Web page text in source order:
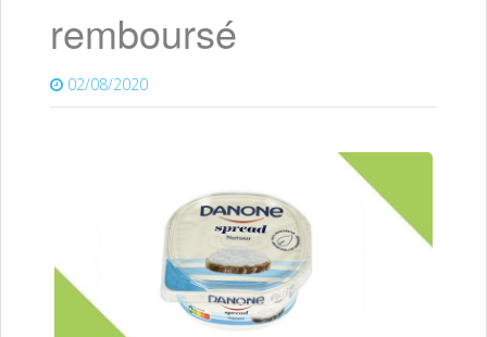
remboursé
02/08/2020